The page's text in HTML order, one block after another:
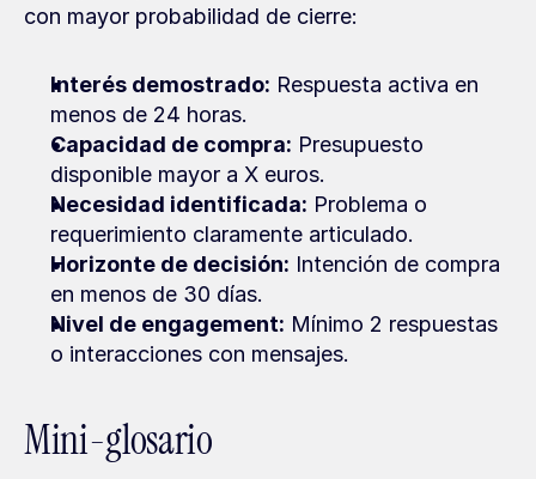
con mayor probabilidad de cierre:
Interés demostrado: Respuesta activa en
menos de 24 horas.
Capacidad de compra: Presupuesto
disponible mayor a X euros.
Necesidad identificada: Problema o
requerimiento claramente articulado.
Horizonte de decisión: Intención de compra
en menos de 30 días.
Nivel de engagement: Mínimo 2 respuestas
o interacciones con mensajes.
Mini-glosario